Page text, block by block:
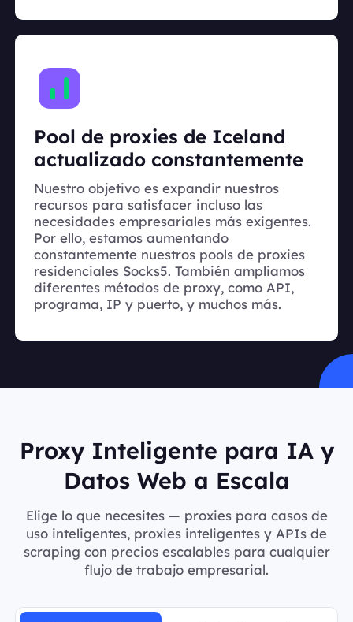
Pool de proxies de Iceland
actualizado constantemente
Nuestro objetivo es expandir nuestros
recursos para satisfacer incluso las
necesidades empresariales más exigentes.
Por ello, estamos aumentando
constantemente nuestros pools de proxies
residenciales Socks5. También ampliamos
diferentes métodos de proxy, como API,
programa, IP y puerto, y muchos más.
Proxy Inteligente para IA y
Datos Web a Escala
Elige lo que necesites — proxies para casos de
uso inteligentes, proxies inteligentes y APIs de
scraping con precios escalables para cualquier
flujo de trabajo empresarial.